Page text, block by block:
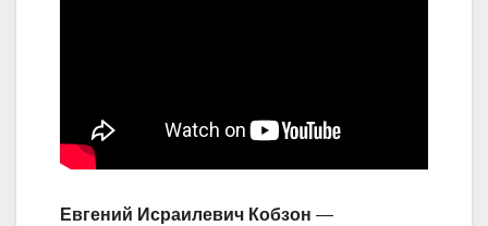
Евгений Исраилевич Кобзон —